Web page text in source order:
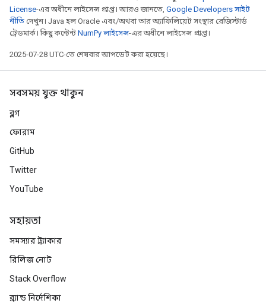
License-এর অধীনে লাইসেন্স প্রাপ্ত। আরও জানতে, Google Developers সাইট
নীতি দেখুন। Java হল Oracle এবং/অথবা তার অ্যাফিলিয়েট সংস্থার রেজিস্টার্ড
ট্রেডমার্ক। কিছু কন্টেন্ট NumPy লাইসেন্স-এর অধীনে লাইসেন্স প্রাপ্ত।
2025-07-28 UTC-তে শেষবার আপডেট করা হয়েছে।
সবসময় যুক্ত থাকুন
ব্লগ
ফোরাম
GitHub
Twitter
YouTube
সহায়তা
সমস্যার ট্র্যাকার
রিলিজ নোট
Stack Overflow
ব্র্যান্ড নির্দেশিকা